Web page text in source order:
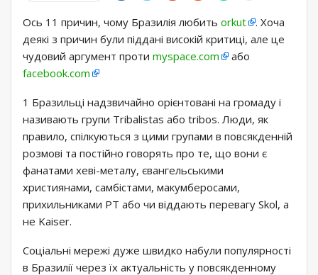
Ось 11 причин, чому Бразилія любить orkut
. Хоча
деякі з причин були піддані високій критиці, але це
чудовий аргумент проти myspace.com
або
facebook.com
1 Бразильці надзвичайно орієнтовані на громаду і
називають групи Tribalistas або tribos. Люди, як
правило, спілкуються з цими групами в повсякденній
розмові та постійно говорять про те, що вони є
фанатами хеві-металу, євангельськими
християнами, самбістами, макумберосами,
прихильниками PT або чи віддають перевагу Skol, а
не Kaiser.
Соціальні мережі дуже швидко набули популярності
в Бразилії через їх актуальність у повсякденному